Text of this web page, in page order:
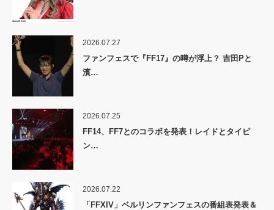
2026.07.27
ファンフェスで『FF17』の噂が浮上？ 吉田Pと
濱…
2026.07.25
FF14、FF7とのコラボを発表！レイドとタイピ
ン…
2026.07.22
「FFXIV」ベルリンファンフェスの番組表発表＆